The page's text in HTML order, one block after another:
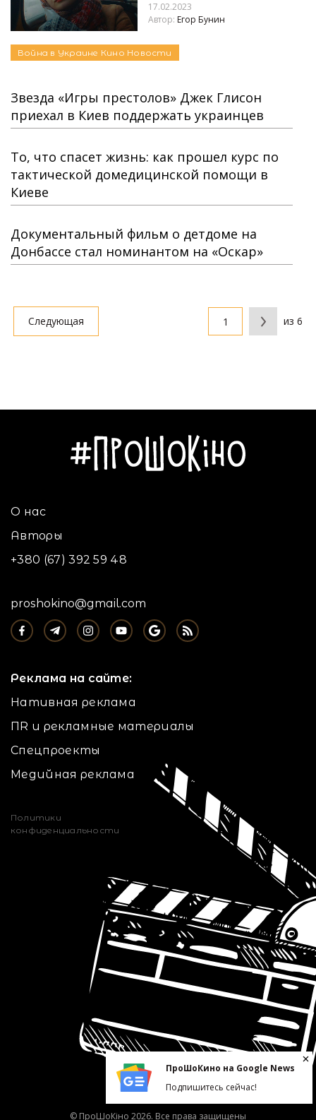
17.02.2023
Автор: Егор Бунин
Война в Украине Кино Новости
Звезда «Игры престолов» Джек Глисон
приехал в Киев поддержать украинцев
То, что спасет жизнь: как прошел курс по
тактической домедицинской помощи в
Киеве
Документальный фильм о детдоме на
Донбассе стал номинантом на «Оскар»
Следующая из 6
О нас
Авторы
+380 (67) 392 59 48
proshokino@gmail.com
Реклама на сайте:
Нативная реклама
ПR и рекламные материалы
Спецпроекты
Медийная реклама
Политики
конфиденциальности
© ПроШоКіно 2026. Все права защищены
ПроШоКино на Google News
Подпишитесь сейчас!